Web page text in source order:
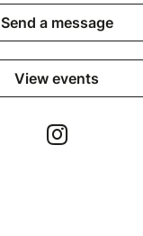
Send a message
View events